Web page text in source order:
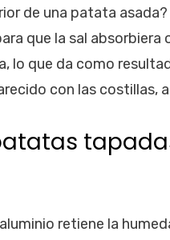
de una patata
que la sal absorbiera
lo que da como
con las costillas,
retiene la